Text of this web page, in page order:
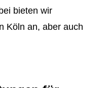
bieten wir
Köln an, aber auch